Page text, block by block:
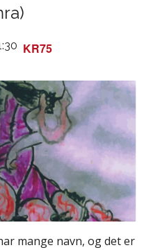
KR75
mange navn, og det er